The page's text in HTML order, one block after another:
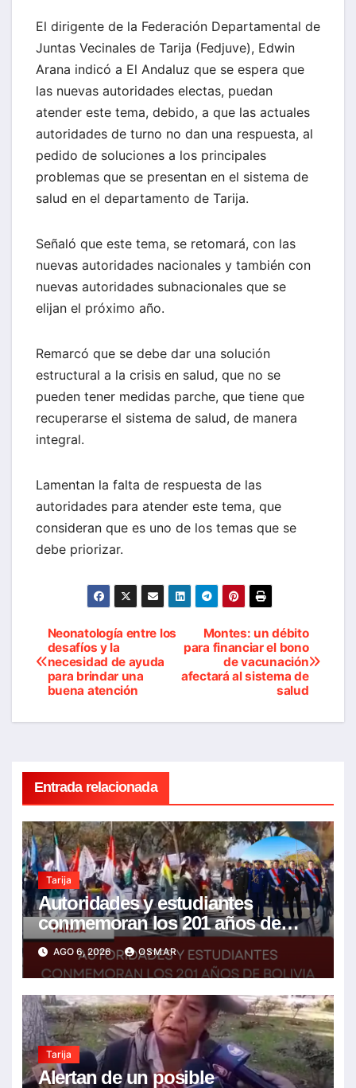
El dirigente de la Federación Departamental de
Juntas Vecinales de Tarija (Fedjuve), Edwin
Arana indicó a El Andaluz que se espera que
las nuevas autoridades electas, puedan
atender este tema, debido, a que las actuales
autoridades de turno no dan una respuesta, al
pedido de soluciones a los principales
problemas que se presentan en el sistema de
salud en el departamento de Tarija.
Señaló que este tema, se retomará, con las
nuevas autoridades nacionales y también con
nuevas autoridades subnacionales que se
elijan el próximo año.
Remarcó que se debe dar una solución
estructural a la crisis en salud, que no se
pueden tener medidas parche, que tiene que
recuperarse el sistema de salud, de manera
integral.
Lamentan la falta de respuesta de las
autoridades para atender este tema, que
consideran que es uno de los temas que se
debe priorizar.
Navegación
de
Montes: un débito
para financiar el bono
de vacunación
afectará al sistema de
salud
Neonatología entre los
desafíos y la
necesidad de ayuda
para brindar una
buena atención
Entrada relacionada
Tarija
Autoridades y estudiantes
conmemoran los 201 años de
Bolivia con la esperanza de un
mejor futuro
AGO 6, 2026 OSMAR
Tarija
Alertan de un posible